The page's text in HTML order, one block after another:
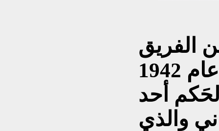
الفريق
الأوكراني في 9 أغسطس عام 1942
أحد
والذي